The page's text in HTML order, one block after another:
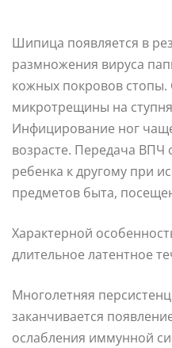
Шипица появляется в
размножения вируса
кожных покровов стопы.
микротрещины на
Инфицирование ног
возрасте. Передача ВПЧ
ребенка к другому при
предметов быта,
Характерной
длительное латентное
Многолетняя
заканчивается
ослабления иммунной